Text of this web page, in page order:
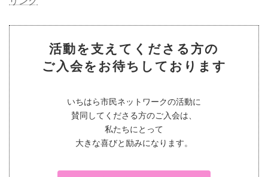
活動を支えてくださる方の
ご入会をお待ちしております
いちはら市民ネットワークの活動に
賛同してくださる方のご入会は、
私たちにとって
大きな喜びと励みになります。